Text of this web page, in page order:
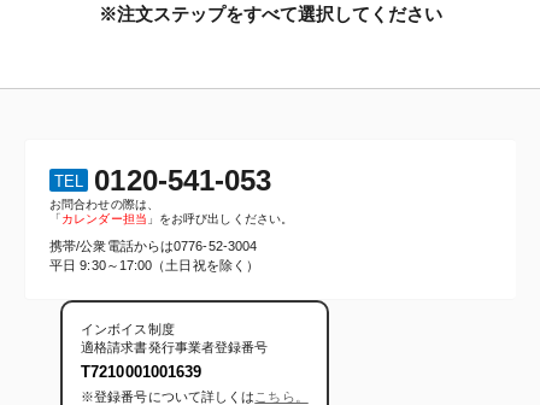
※注文ステップをすべて選択してください
TEL 0120-541-053
お問合わせの際は、
「カレンダー担当 」をお呼び出しください。
携帯/公衆電話からは0776-52-3004
平日 9:30～17:00（土日祝を除く）
インボイス制度
適格請求書発行事業者登録番号
T7210001001639
※登録番号について詳しくは こちら。